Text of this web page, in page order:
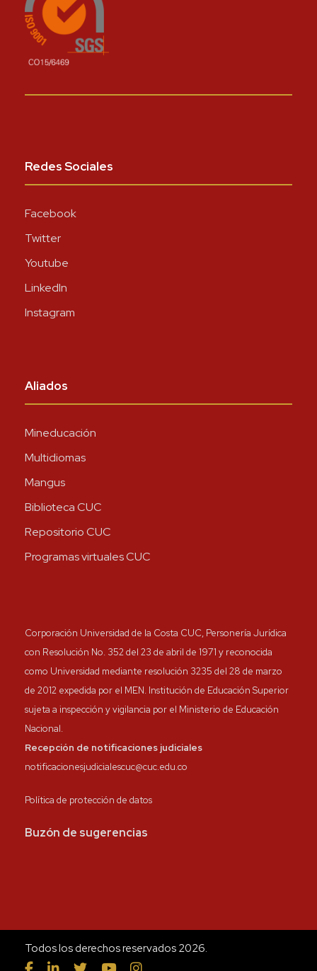
Redes Sociales
Facebook
Twitter
Youtube
LinkedIn
Instagram
Aliados
Mineducación
Multidiomas
Mangus
Biblioteca CUC
Repositorio CUC
Programas virtuales CUC
Corporación Universidad de la Costa CUC, Personería Jurídica
con Resolución No. 352 del 23 de abril de 1971 y reconocida
como Universidad mediante resolución 3235 del 28 de marzo
de 2012 expedida por el MEN. Institución de Educación Superior
sujeta a inspección y vigilancia por el Ministerio de Educación
Nacional.
Recepción de notificaciones judiciales
notificacionesjudicialescuc@cuc.edu.co
Política de protección de datos
Buzón de sugerencias
Todos los derechos reservados 2026.